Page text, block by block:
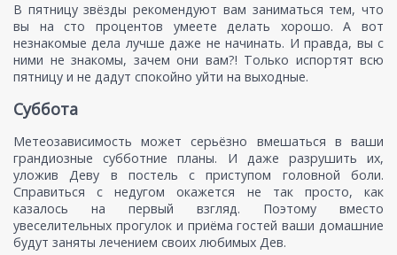
В пятницу звёзды рекомендуют вам заниматься тем, что
вы на сто процентов умеете делать хорошо. А вот
незнакомые дела лучше даже не начинать. И правда, вы с
ними не знакомы, зачем они вам?! Только испортят всю
пятницу и не дадут спокойно уйти на выходные.
Суббота
Метеозависимость может серьёзно вмешаться в ваши
грандиозные субботние планы. И даже разрушить их,
уложив Деву в постель с приступом головной боли.
Справиться с недугом окажется не так просто, как
казалось на первый взгляд. Поэтому вместо
увеселительных прогулок и приёма гостей ваши домашние
будут заняты лечением своих любимых Дев.